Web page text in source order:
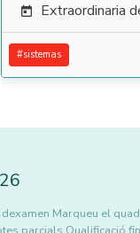
 Extraordinaria
#sistemas
Marqueu el